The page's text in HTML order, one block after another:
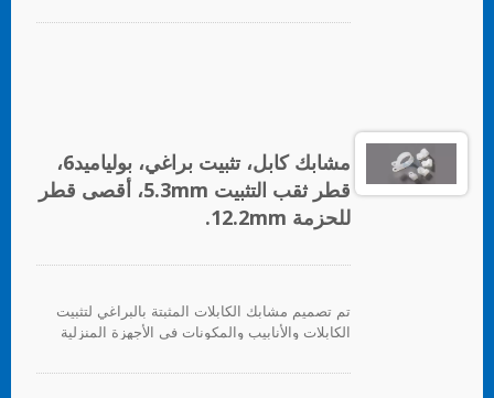
مشابك كابل، تثبيت براغي، بولياميد6،
قطر ثقب التثبيت 5.3mm، أقصى قطر
للحزمة 12.2mm.
تم تصميم مشابك الكابلات المثبتة بالبراغي لتثبيت
الكابلات والأنابيب والمكونات في الأجهزة المنزلية